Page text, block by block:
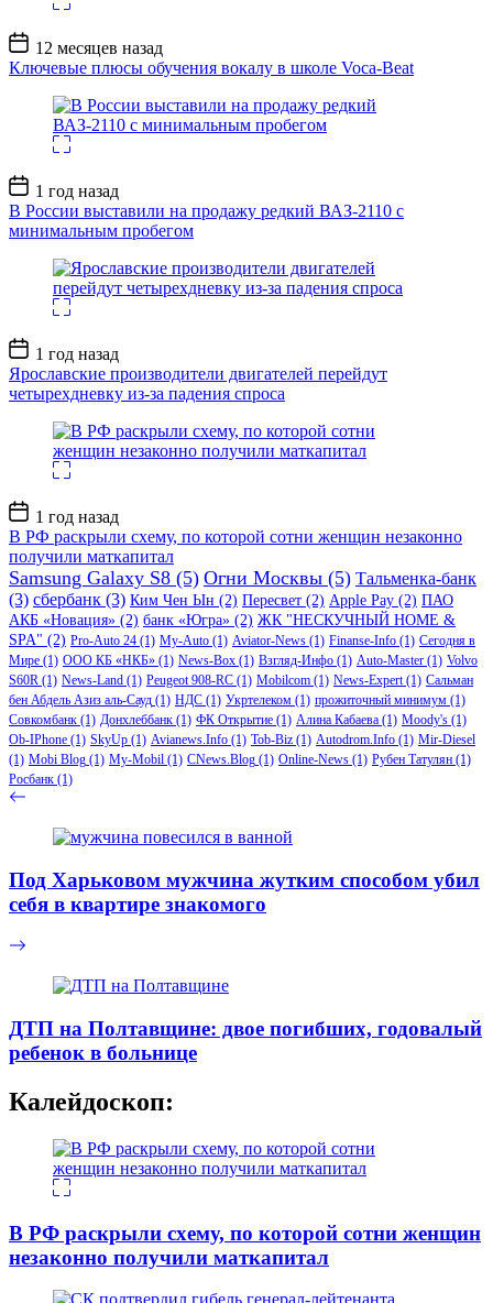
Дата
записи
12 месяцев назад
Ключевые плюсы обучения вокалу в школе Voca-Beat
Дата
записи
1 год назад
В России выставили на продажу редкий ВАЗ-2110 с
минимальным пробегом
Дата
записи
1 год назад
Ярославские производители двигателей перейдут
четырехдневку из-за падения спроса
Дата
записи
1 год назад
В РФ раскрыли схему, по которой сотни женщин незаконно
получили маткапитал
Samsung Galaxy S8 (5) Огни Москвы (5) Тальменка-банк
(3) сбербанк (3) Ким Чен Ын (2) Пересвет (2) Apple Pay (2) ПАО
АКБ «Новация» (2) банк «Югра» (2) ЖК "НЕСКУЧНЫЙ HOME &
SPA" (2) Pro-Auto 24 (1) My-Auto (1) Aviator-News (1) Finanse-Info (1) Сегодня в
Мире (1) ООО КБ «НКБ» (1) News-Box (1) Взгляд-Инфо (1) Auto-Master (1) Volvo
S60R (1) News-Land (1) Peugeot 908-RC (1) Mobilcom (1) News-Expert(1) Сальман
бен Абдель Азиз аль-Сауд (1) НДС (1) Укртелеком (1) прожиточный минимум (1)
Совкомбанк (1) Донхлеббанк (1) ФК Открытие (1) Алина Кабаева (1) Moody's (1)
Ob-IPhone (1) SkyUp (1) Avianews.Info (1) Tob-Biz (1) Autodrom.Info (1) Mir-Diesel
(1) Mobi Blog (1) My-Mobil (1) CNews.Blog (1) Online-News (1) Рубен Татулян (1)
Росбанк (1)
Под Харьковом мужчина жутким способом убил
себя в квартире знакомого
ДТП на Полтавщине: двое погибших, годовалый
ребенок в больнице
Калейдоскоп:
В РФ раскрыли схему, по которой сотни женщин
незаконно получили маткапитал